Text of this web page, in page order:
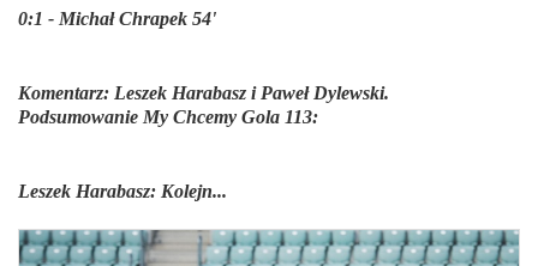
0:1 - Michał Chrapek 54'
Komentarz: Leszek Harabasz i Paweł Dylewski.
Podsumowanie My Chcemy Gola 113:
Leszek Harabasz: Kolejn...